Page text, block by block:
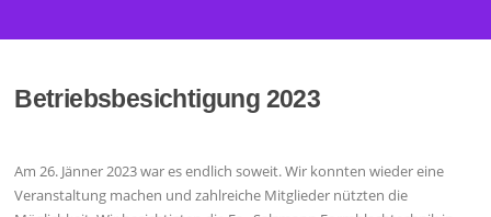
Betriebsbesichtigung 2023
Am 26. Jänner 2023 war es endlich soweit. Wir konnten wieder eine
Veranstaltung machen und zahlreiche Mitglieder nützten die